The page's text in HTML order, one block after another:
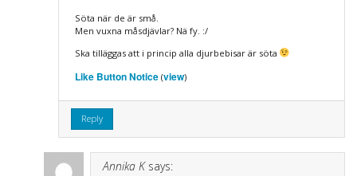
Söta när de är små.
Men vuxna måsdjävlar? Nä fy. :/
Ska tilläggas att i princip alla djurbebisar är söta
Like Button Notice(view)
Reply
Annika K says: